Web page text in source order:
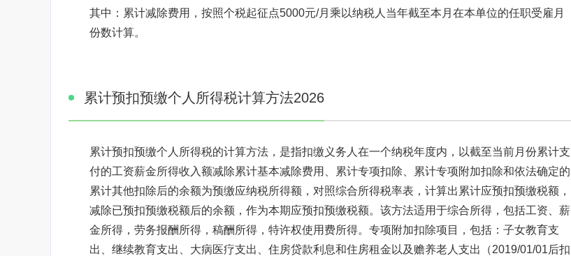
其中：累计减除费用，按照个税起征点5000元/月乘以纳税人当年截至本月在本单位的任职受雇月
份数计算。
累计预扣预缴个人所得税计算方法2026
累计预扣预缴个人所得税的计算方法，是指扣缴义务人在一个纳税年度内，以截至当前月份累计支
付的工资薪金所得收入额减除累计基本减除费用、累计专项扣除、累计专项附加扣除和依法确定的
累计其他扣除后的余额为预缴应纳税所得额，对照综合所得税率表，计算出累计应预扣预缴税额，
减除已预扣预缴税额后的余额，作为本期应预扣预缴税额。该方法适用于综合所得，包括工资、薪
金所得，劳务报酬所得，稿酬所得，特许权使用费所得。专项附加扣除项目，包括：子女教育支
出、继续教育支出、大病医疗支出、住房贷款利息和住房租金以及赡养老人支出（2019/01/01后扣